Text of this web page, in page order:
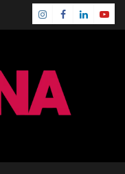
Instagram
Facebook
Linkedin